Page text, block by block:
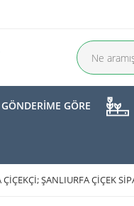
GÖNDERİME GÖRE
ŞANLIURFA ÇIÇEK